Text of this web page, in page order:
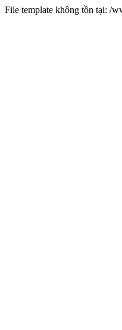
File template không tồn tại: /